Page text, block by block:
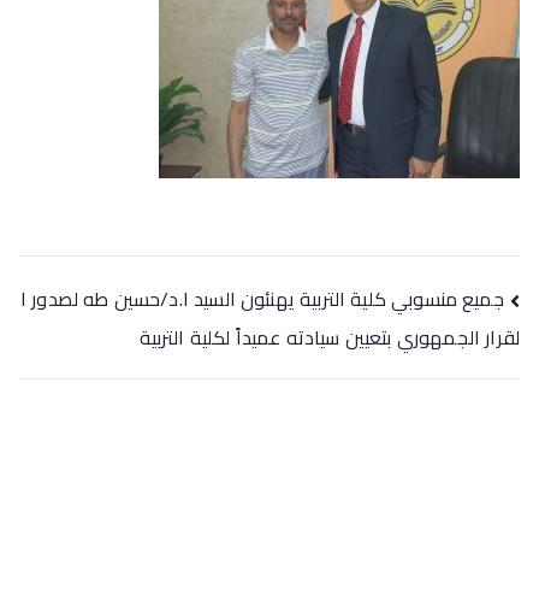
جميع منسوبي كلية التربية يهنئون السيد ا.د/حسين طه لصدور ا
لقرار الجمهوري بتعيين سيادته عميداً لكلية التربية